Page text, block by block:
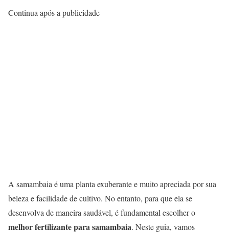
Continua após a publicidade
A samambaia é uma planta exuberante e muito apreciada por sua
beleza e facilidade de cultivo. No entanto, para que ela se
desenvolva de maneira saudável, é fundamental escolher o
melhor fertilizante para samambaia. Neste guia, vamos